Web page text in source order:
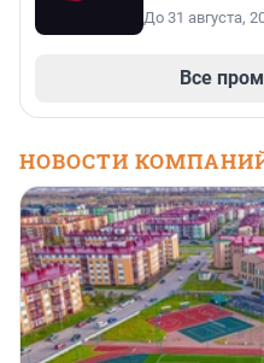
До 31 августа,
Все
НОВОСТИ